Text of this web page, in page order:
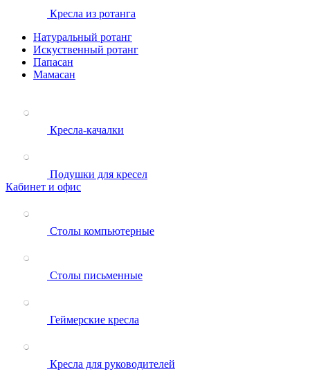
Кресла из ротанга
Натуральный ротанг
Искуственный ротанг
Папасан
Мамасан
Кресла-качалки
Подушки для кресел
Кабинет и офис
Столы компьютерные
Столы письменные
Геймерские кресла
Кресла для руководителей